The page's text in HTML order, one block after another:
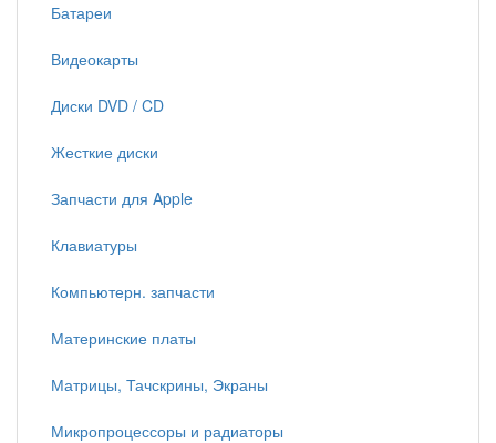
Батареи
Видеокарты
Диски DVD / CD
Жесткие диски
Запчасти для Apple
Клавиатуры
Компьютерн. запчасти
Материнские платы
Матрицы, Тачскрины, Экраны
Микропроцессоры и радиаторы